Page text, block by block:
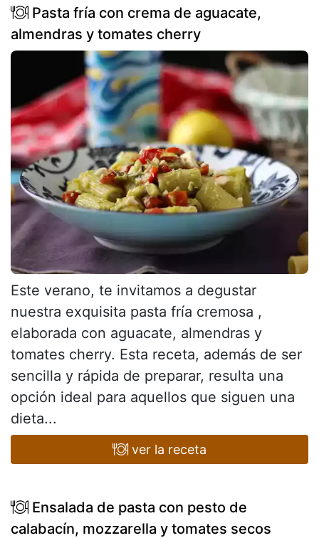
Pasta fría con crema de aguacate,
almendras y tomates cherry
Este verano, te invitamos a degustar
nuestra exquisita pasta fría cremosa ,
elaborada con aguacate, almendras y
tomates cherry. Esta receta, además de ser
sencilla y rápida de preparar, resulta una
opción ideal para aquellos que siguen una
dieta...
ver la receta
Ensalada de pasta con pesto de
calabacín, mozzarella y tomates secos